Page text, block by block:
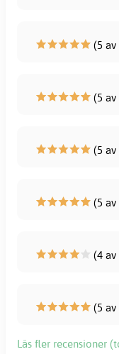
(5 av
(5 av
(5 av
(5 av
(4 av
(5 av
Läs fler recensioner